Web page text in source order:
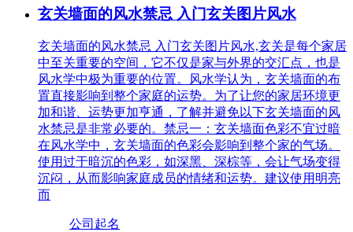
玄关墙面的风水禁忌 入门玄关图片风水
玄关墙面的风水禁忌 入门玄关图片风水,玄关是每个家居
中至关重要的空间，它不仅是家与外界的交汇点，也是
风水学中极为重要的位置。风水学认为，玄关墙面的布
置直接影响到整个家庭的运势。为了让您的家居环境更
加和谐、运势更加亨通，了解并避免以下玄关墙面的风
水禁忌是非常必要的。禁忌一：玄关墙面色彩不宜过暗
在风水学中，玄关墙面的色彩会影响到整个家的气场。
使用过于暗沉的色彩，如深黑、深棕等，会让气场变得
沉闷，从而影响家庭成员的情绪和运势。建议使用明亮
而
公司起名